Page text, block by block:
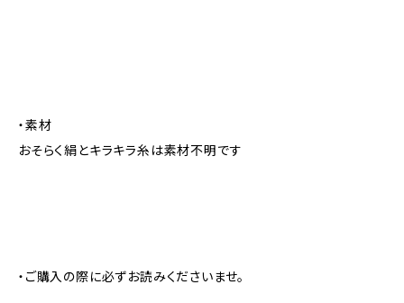
・素材
おそらく絹とキラキラ糸は素材不明です
・ご購入の際に必ずお読みくださいませ。